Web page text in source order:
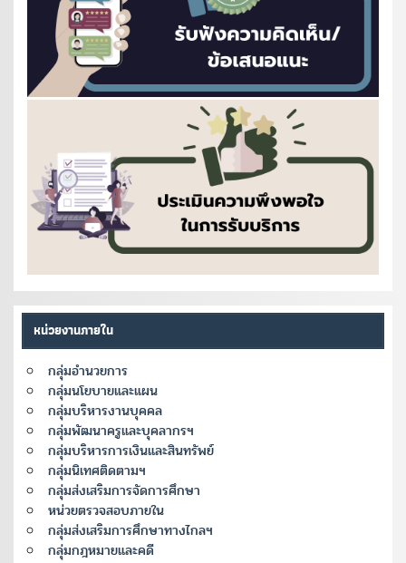
หน่วยงานภายใน
กลุ่มอำนวยการ
กลุ่มนโยบายและแผน
กลุ่มบริหารงานบุคคล
กลุ่มพัฒนาครูและบุคลากรฯ
กลุ่มบริหารการเงินและสินทรัพย์
กลุ่มนิเทศติดตามฯ
กลุ่มส่งเสริมการจัดการศึกษา
หน่วยตรวจสอบภายใน
กลุ่มส่งเสริมการศึกษาทางไกลฯ
กลุ่มกฎหมายและคดี